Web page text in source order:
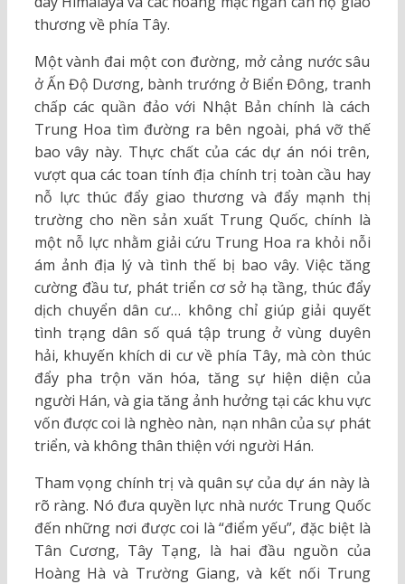
thương về phía Tây.
Một vành đai một con đường, mở cảng nước sâu
ở Ấn Độ Dương, bành trướng ở Biển Đông, tranh
chấp các quần đảo với Nhật Bản chính là cách
Trung Hoa tìm đường ra bên ngoài, phá vỡ thế
bao vây này. Thực chất của các dự án nói trên,
vượt qua các toan tính địa chính trị toàn cầu hay
nỗ lực thúc đẩy giao thương và đẩy mạnh thị
trường cho nền sản xuất Trung Quốc, chính là
một nỗ lực nhằm giải cứu Trung Hoa ra khỏi nỗi
ám ảnh địa lý và tình thế bị bao vây. Việc tăng
cường đầu tư, phát triển cơ sở hạ tầng, thúc đẩy
dịch chuyển dân cư… không chỉ giúp giải quyết
tình trạng dân số quá tập trung ở vùng duyên
hải, khuyến khích di cư về phía Tây, mà còn thúc
đẩy pha trộn văn hóa, tăng sự hiện diện của
người Hán, và gia tăng ảnh hưởng tại các khu vực
vốn được coi là nghèo nàn, nạn nhân của sự phát
triển, và không thân thiện với người Hán.
Tham vọng chính trị và quân sự của dự án này là
rõ ràng. Nó đưa quyền lực nhà nước Trung Quốc
đến những nơi được coi là “điểm yếu”, đặc biệt là
Tân Cương, Tây Tạng, là hai đầu nguồn của
Hoàng Hà và Trường Giang, và kết nối Trung